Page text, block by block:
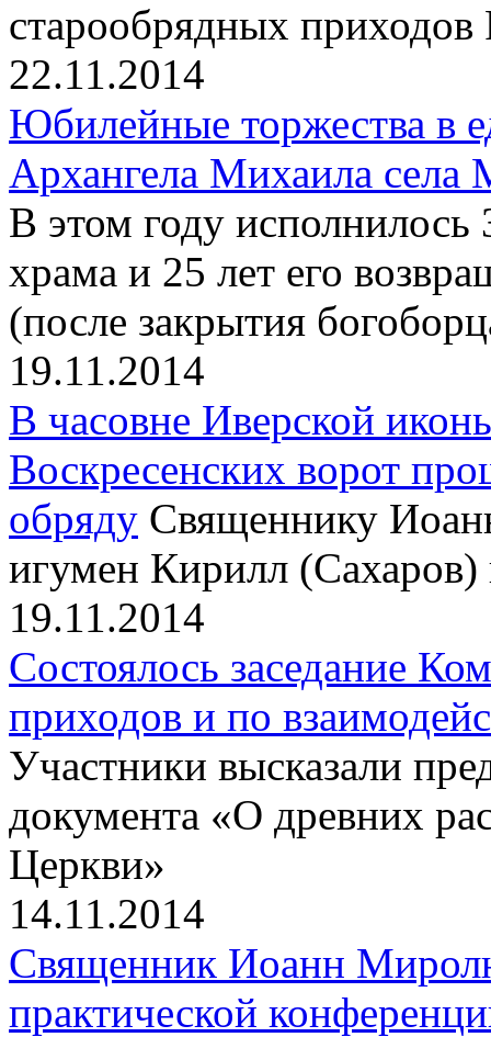
старообрядных
22.11.2014
Юбилейные торжества в
Архангела Михаила села
В этом году исполнилось
храма и 25 лет его
(после закрытия
19.11.2014
В часовне Иверской
Воскресенских ворот
обряду Священнику
игумен Кирилл
19.11.2014
Состоялось заседание
приходов и по
Участники высказали
документа «О древних
Церкви»
14.11.2014
Священник Иоанн
практической